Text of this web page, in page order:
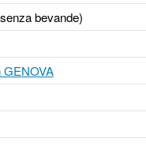
bevande)
GENOVA